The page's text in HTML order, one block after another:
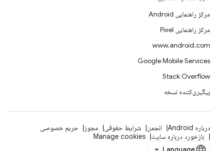
مرکز راهنمایی Android
مرکز راهنمایی Pixel
www.android.com
Google Mobile Services
Stack Overflow
پیگیری‌کننده نسخه
درباره Android انجمن شرایط حقوقی مجوز
حریم خصوصی
بازخورد درباره سایت
Manage cookies